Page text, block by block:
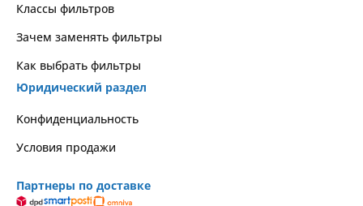
Классы фильтров
Зачем заменять фильтры
Как выбрать фильтры
Юридический раздел
Kонфиденциальность
Условия продажи
Партнеры по доставке